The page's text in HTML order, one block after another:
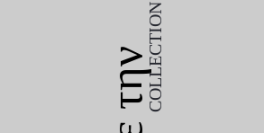
COLLECTION